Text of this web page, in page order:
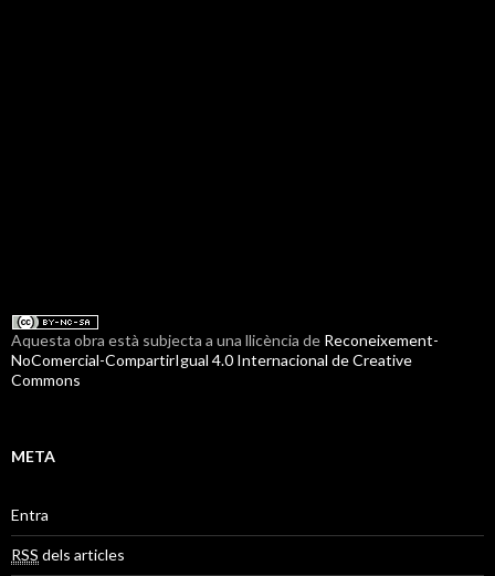
Aquesta obra està subjecta a una llicència de Reconeixement-
NoComercial-CompartirIgual 4.0 Internacional de Creative
Commons
META
Entra
RSS dels articles